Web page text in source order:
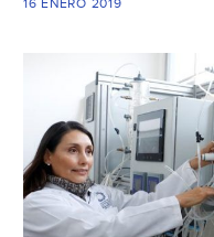
16 ENERO 2019